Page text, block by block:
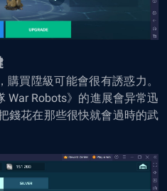
買陞級可能會很有誘惑力。
War Robots》的進展會异常迅
錢花在那些很快就會過時的武